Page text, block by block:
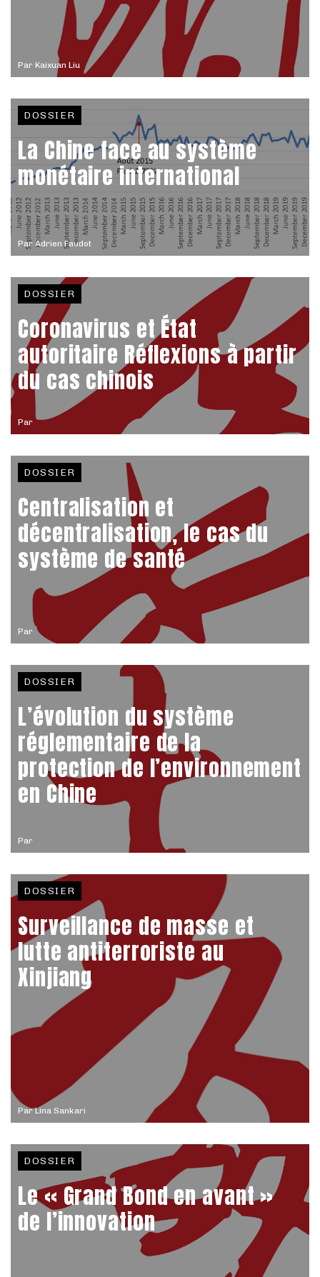
Par Kaixuan Liu
Par Adrien Faudot
DOSSIER
La Chine face au système
monétaire international
Par
DOSSIER
Coronavirus et État
autoritaire Réflexions à partir
du cas chinois
Par
DOSSIER
Centralisation et
décentralisation, le cas du
système de santé
Par
DOSSIER
L’évolution du système
réglementaire de la
protection de l’environnement
en Chine
ParLina Sankari
DOSSIER
Surveillance de masse et
lutte antiterroriste au
Xinjiang
DOSSIER
Le « Grand Bond en avant »
de l’innovation